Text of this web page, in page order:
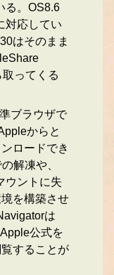
る。OS8.6
対応してい
はそのまま
ってくる
ブラウザで
からと
ロードでき
解凍や、
ウントに失
を構築させ
は
公式を
することが